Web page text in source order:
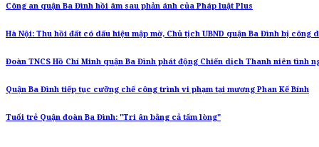
Công an quận Ba Đình hồi âm sau phản ánh của Pháp luật Plus
Hà Nội: Thu hồi đất có dấu hiệu mập mờ, Chủ tịch UBND quận Ba Đình bị công
Đoàn TNCS Hồ Chí Minh quận Ba Đình phát động Chiến dịch Thanh niên tình
Quận Ba Đình tiếp tục cưỡng chế công trình vi phạm tại mương Phan Kế Bính
Tuổi trẻ Quận đoàn Ba Đình: "Tri ân bằng cả tấm lòng"